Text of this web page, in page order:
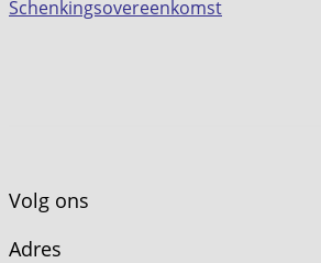
Schenkingsovereenkomst
Volg ons
Adres